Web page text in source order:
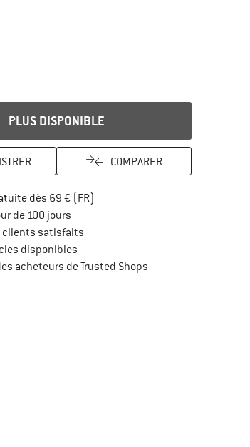
PLUS DISPONIBLE
COMPARER
dès 69 € (FR)
de 100 joursTrouve les informations de
clients satisfaits
disponibles
acheteurs de Trusted ShopsTrouve toutes les